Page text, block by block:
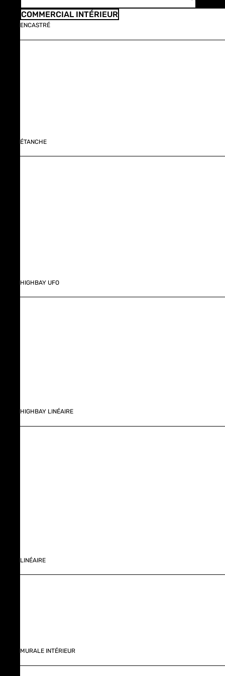
COMMERCIAL INTÉRIEUR
ENCASTRÉ
ÉTANCHE
HIGHBAY UFO
HIGHBAY LINÉAIRE
LINÉAIRE
MURALE INTÉRIEUR